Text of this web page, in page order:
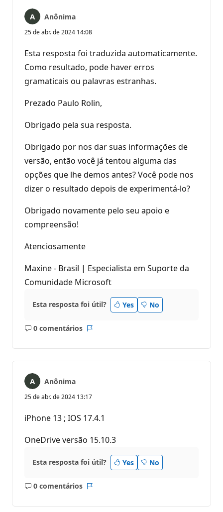
Anônima
25 de abr. de 2024 14:08
Esta resposta foi traduzida automaticamente.
Como resultado, pode haver erros
gramaticais ou palavras estranhas.
Prezado Paulo Rolin,
Obrigado pela sua resposta.
Obrigado por nos dar suas informações de
versão, então você já tentou alguma das
opções que lhe demos antes? Você pode nos
dizer o resultado depois de experimentá-lo?
Obrigado novamente pelo seu apoio e
compreensão!
Atenciosamente
Maxine - Brasil | Especialista em Suporte da
Comunidade Microsoft
Esta resposta foi útil? Yes No
0 comentários
Sem
Anônima
25 de abr. de 2024 13:17
iPhone 13 ; IOS 17.4.1
OneDrive versão 15.10.3
Esta resposta foi útil? Yes No
0 comentários
Sem